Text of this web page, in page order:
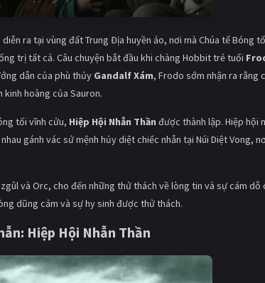
diễn ra tại vùng đất Trung Địa huyền ảo, nơi mà Chúa tể Bóng
trị tất cả. Câu chuyện bắt đầu khi chàng Hobbit trẻ tuổi
dẫn của phù thủy Gandalf Xám, Frodo sớm nhận ra rằng
hoàng của Sauron.
tối vĩnh cửu, Hiệp Hội Nhẫn Thần được thành lập. Hiệp hội
gánh vác sứ mệnh hủy diệt chiếc nhẫn tại Núi Diệt Vong,
và Orc, cho đến những thử thách về lòng tin và sự cám dỗ
dũng cảm và sự hy sinh được thử thách.
Hiệp Hội Nhẫn Thần